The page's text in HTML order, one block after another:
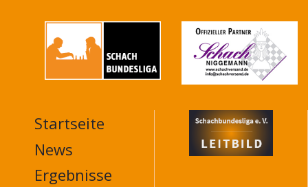
MAIN
NAVIGATION
FOOTER
Startseite
News
Ergebnisse